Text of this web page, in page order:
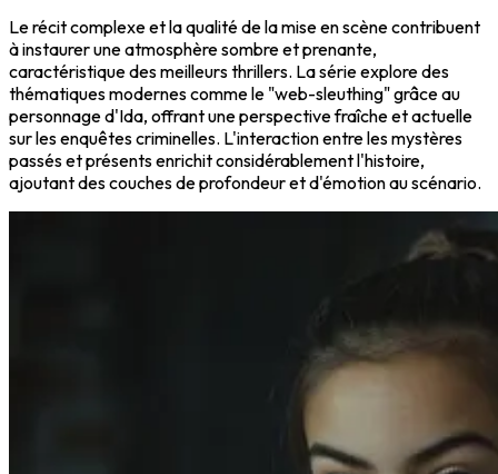
Le récit complexe et la qualité de la mise en scène contribuent
à instaurer une atmosphère sombre et prenante,
caractéristique des meilleurs thrillers. La série explore des
thématiques modernes comme le "web-sleuthing" grâce au
personnage d'Ida, offrant une perspective fraîche et actuelle
sur les enquêtes criminelles. L'interaction entre les mystères
passés et présents enrichit considérablement l'histoire,
ajoutant des couches de profondeur et d'émotion au scénario.